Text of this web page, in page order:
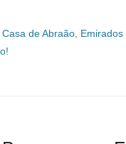
Casa de Abraão